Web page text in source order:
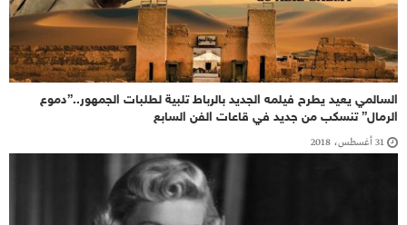
السالمي يعيد يطرح فيلمه الجديد بالرباط تلبية لطلبات الجمهور..”دموع
الرمال” تنسكب من جديد في قاعات الفن السابع
31 أغسطس، 2018